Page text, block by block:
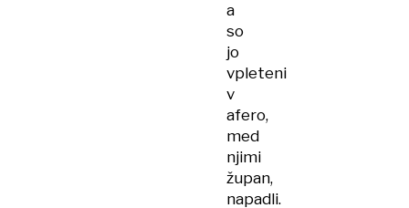
a
so
jo
vpleteni
v
afero,
med
njimi
župan,
napadli.